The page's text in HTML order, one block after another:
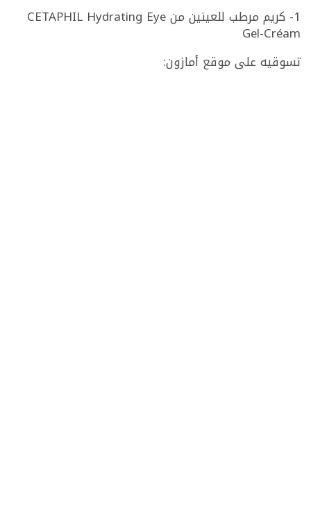
1- كريم مرطب للعينين من CETAPHIL Hydrating Eye
Gel-Créam
تسوقيه على موقع أمازون: